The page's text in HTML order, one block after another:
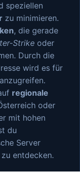
speziellen
zu minimieren.
, die gerade
Strikeoder
Durch die
wird es für
regionale
oder
mit hohen
du
Server
entdecken.